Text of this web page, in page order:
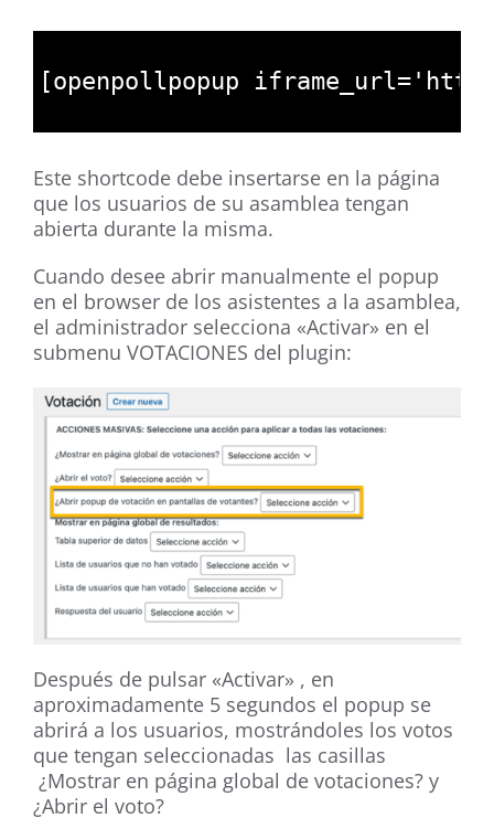
[openpollpopup iframe_url=
Este shortcode debe insertarse en la página
que los usuarios de su asamblea tengan
abierta durante la misma.
Cuando desee abrir manualmente el popup
en el browser de los asistentes a la asamblea,
el administrador selecciona «Activar» en el
submenu VOTACIONES del plugin:
Después de pulsar «Activar» , en
aproximadamente 5 segundos el popup se
abrirá a los usuarios, mostrándoles los votos
que tengan seleccionadas las casillas
¿Mostrar en página global de votaciones? y
¿Abrir el voto?